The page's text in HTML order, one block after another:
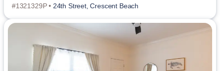
#1321329P • 24th Street, Crescent Beach